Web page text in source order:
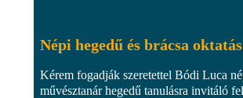
Népi hegedű és brácsa
Kérem fogadják szeretettel Bódi Luca
művésztanár hegedű tanulásra invitáló